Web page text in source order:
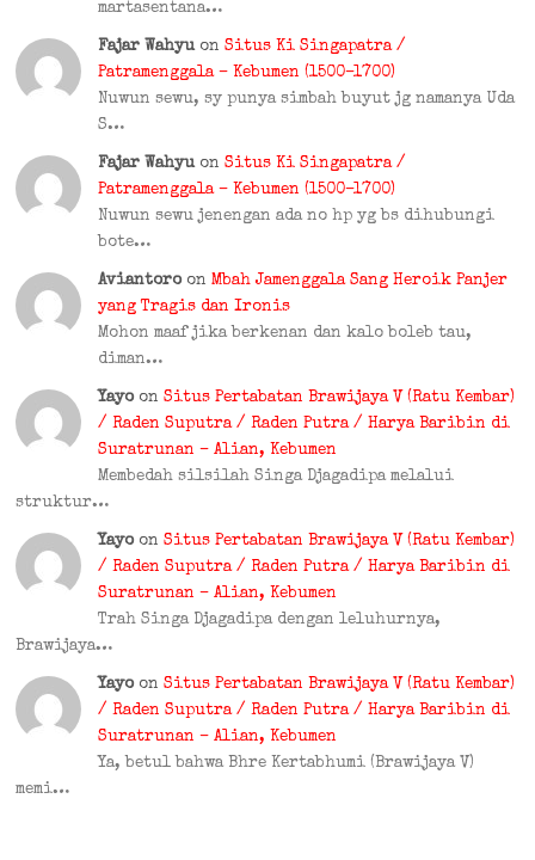
martasentana…
Fajar Wahyu on Situs Ki Singapatra /
Patramenggala – Kebumen (1500–1700)
Nuwun sewu, sy punya simbah buyut jg namanya Uda
S…
Fajar Wahyu on Situs Ki Singapatra /
Patramenggala – Kebumen (1500–1700)
Nuwun sewu jenengan ada no hp yg bs dihubungi
bote…
Aviantoro on Mbah Jamenggala Sang Heroik Panjer
yang Tragis dan Ironis
Mohon maaf jika berkenan dan kalo boleb tau,
diman…
Yayo on Situs Pertabatan Brawijaya V (Ratu Kembar)
/ Raden Suputra / Raden Putra / Harya Baribin di
Suratrunan – Alian, Kebumen
Membedah silsilah Singa Djagadipa melalui
struktur…
Yayo on Situs Pertabatan Brawijaya V (Ratu Kembar)
/ Raden Suputra / Raden Putra / Harya Baribin di
Suratrunan – Alian, Kebumen
Trah Singa Djagadipa dengan leluhurnya,
Brawijaya…
Yayo on Situs Pertabatan Brawijaya V (Ratu Kembar)
/ Raden Suputra / Raden Putra / Harya Baribin di
Suratrunan – Alian, Kebumen
Ya, betul bahwa Bhre Kertabhumi (Brawijaya V)
memi…